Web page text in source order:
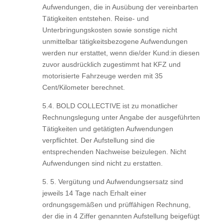
Aufwendungen, die in Ausübung der vereinbarten
Tätigkeiten entstehen. Reise- und
Unterbringungskosten sowie sonstige nicht
unmittelbar tätigkeitsbezogene Aufwendungen
werden nur erstattet, wenn die/der Kund:in diesen
zuvor ausdrücklich zugestimmt hat KFZ und
motorisierte Fahrzeuge werden mit 35
Cent/Kilometer berechnet.
5.4. BOLD COLLECTIVE ist zu monatlicher
Rechnungslegung unter Angabe der ausgeführten
Tätigkeiten und getätigten Aufwendungen
verpflichtet. Der Aufstellung sind die
entsprechenden Nachweise beizulegen. Nicht
Aufwendungen sind nicht zu erstatten.
5. 5. Vergütung und Aufwendungsersatz sind
jeweils 14 Tage nach Erhalt einer
ordnungsgemäßen und prüffähigen Rechnung,
der die in 4 Ziffer genannten Aufstellung beigefügt